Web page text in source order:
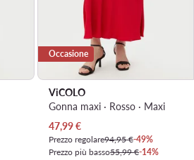
Occasione
ViCOLO
Gonna maxi · Rosso · Maxi
Prezzo attuale
47,99€
Prezzo regolare94,95 €-49%
Prezzo più basso55,99 €-14%